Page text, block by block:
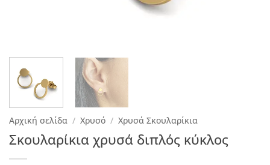
Αρχική σελίδα / Χρυσό / Χρυσά Σκουλαρίκια
Σκουλαρίκια χρυσά διπλός κύκλος